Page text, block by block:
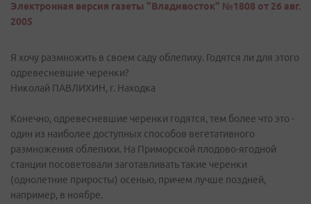
Электронная версия газеты "Владивосток" №1808 от 26 авг.
2005
Я хочу размножить в своем саду облепиху. Годятся ли для этого
одревесневшие черенки?
Николай ПАВЛИХИН, г. Находка
Конечно, одревесневшие черенки годятся, тем более что это -
один из наиболее доступных способов вегетативного
размножения облепихи. На Приморской плодово-ягодной
станции посоветовали заготавливать такие черенки
(однолетние приросты) осенью, причем лучше поздней,
например, в ноябре.